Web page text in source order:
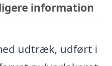
information
udtræk, udført i